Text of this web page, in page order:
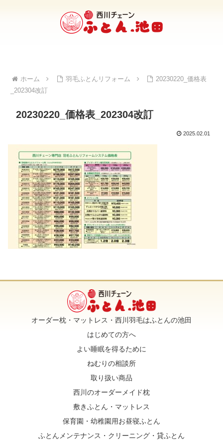
ホーム 羽毛ふとんリフォーム
20230220_価格表
_202304改訂
20230220_価格表_202304改訂
2025.02.01
オーダー枕・マットレス・西川羽毛はふとんの池田
はじめての方へ
よい睡眠を得るために
ねむりの相談所
取り扱い商品
西川のオーダーメイド枕
敷きふとん・マットレス
保育園・幼稚園用お昼寝ふとん
ふとんメンテナンス・クリーニング・貸ふとん